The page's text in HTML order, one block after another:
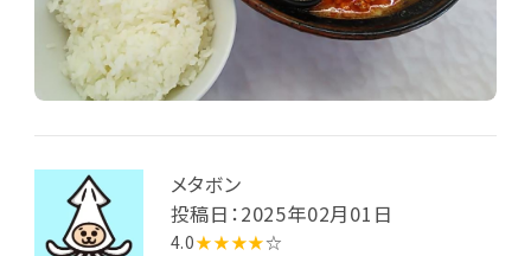
メタボン
投稿日：2025年02月01日
4.0★★★★☆